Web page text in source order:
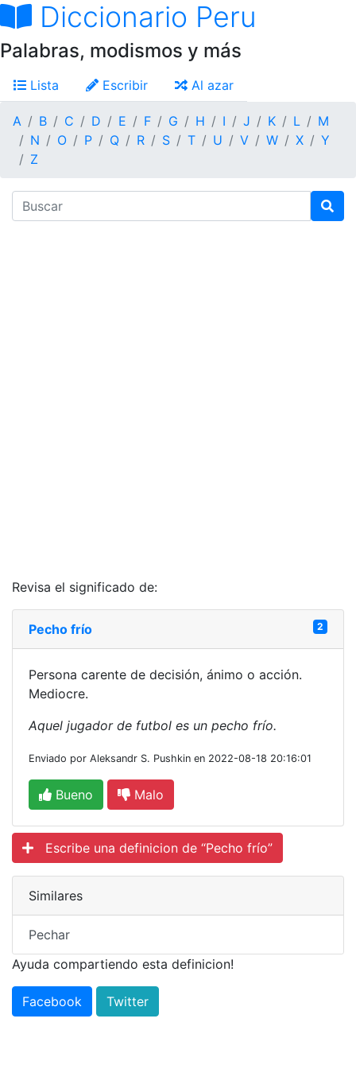
Diccionario Peru
Palabras, modismos y más
Lista Escribir Al azar
A B C D E F G H I J K L
M
N
O P Q R S T U V W X
Y
Z
Revisa el significado de:
Pecho frío 2
Persona carente de decisión, ánimo o acción.
Mediocre.
Aquel jugador de futbol es un pecho frío.
Enviado por Aleksandr S. Pushkin en 2022-08-18 20:16:01
Bueno Malo
Escribe una definicion de “Pecho frío”
Similares
Pechar
Ayuda compartiendo esta definicion!
Facebook Twitter